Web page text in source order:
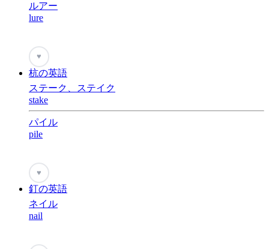
ルアー
lure
♥
杭の英語
ステーク、ステイク
stake
パイル
pile
♥
釘の英語
ネイル
nail